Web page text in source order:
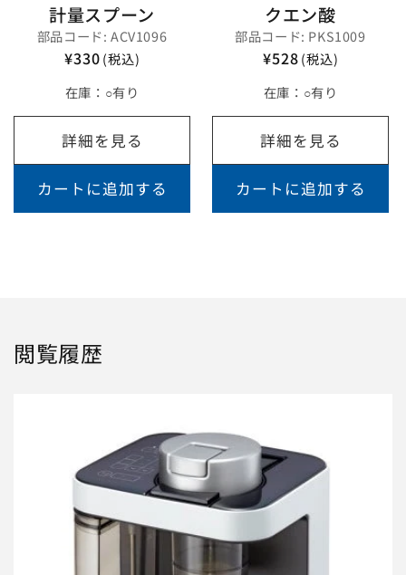
計量スプーン
部品コード: ACV1096
¥330(税込)
在庫： ○有り
詳細を見る
カートに追加する
クエン酸
部品コード: PKS1009
¥528(税込)
在庫： ○有り
詳細を見る
カートに追加する
閲覧履歴